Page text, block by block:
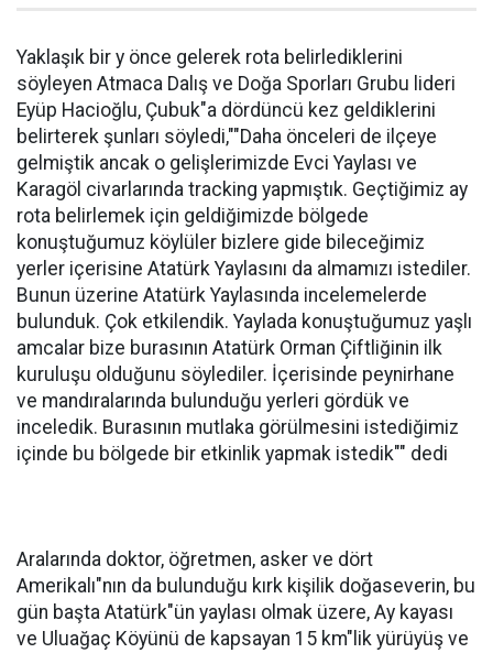
Yaklaşık bir y önce gelerek rota belirlediklerini
söyleyen Atmaca Dalış ve Doğa Sporları Grubu lideri
Eyüp Hacioğlu, Çubuk"a dördüncü kez geldiklerini
belirterek şunları söyledi,""Daha önceleri de ilçeye
gelmiştik ancak o gelişlerimizde Evci Yaylası ve
Karagöl civarlarında tracking yapmıştık. Geçtiğimiz ay
rota belirlemek için geldiğimizde bölgede
konuştuğumuz köylüler bizlere gide bileceğimiz
yerler içerisine Atatürk Yaylasını da almamızı istediler.
Bunun üzerine Atatürk Yaylasında incelemelerde
bulunduk. Çok etkilendik. Yaylada konuştuğumuz yaşlı
amcalar bize burasının Atatürk Orman Çiftliğinin ilk
kuruluşu olduğunu söylediler. İçerisinde peynirhane
ve mandıralarında bulunduğu yerleri gördük ve
inceledik. Burasının mutlaka görülmesini istediğimiz
içinde bu bölgede bir etkinlik yapmak istedik"" dedi
Aralarında doktor, öğretmen, asker ve dört
Amerikalı"nın da bulunduğu kırk kişilik doğaseverin, bu
gün başta Atatürk"ün yaylası olmak üzere, Ay kayası
ve Uluağaç Köyünü de kapsayan 15 km"lik yürüyüş ve